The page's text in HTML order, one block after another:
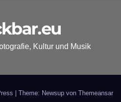
Kultur und Musik
Theme: Newsup von Themeansar